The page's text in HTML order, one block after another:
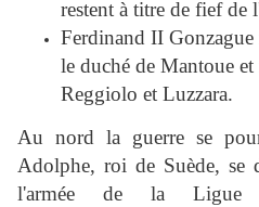
restent à titre de fief de
Ferdinand II Gonzague
le duché de Mantoue
Reggiolo et Luzzara.
Au nord la guerre se
Adolphe, roi de Suède, se
l'armée de la Ligue